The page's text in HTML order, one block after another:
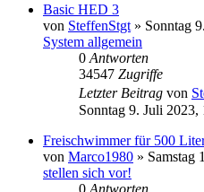
Basic HED 3
von SteffenStgt » Sonntag
System allgemein
0 Antworten
34547 Zugriffe
Letzter Beitrag von
Sonntag 9. Juli 2023,
Freischwimmer für 500
von Marco1980 » Samstag
stellen sich vor!
0 Antworten